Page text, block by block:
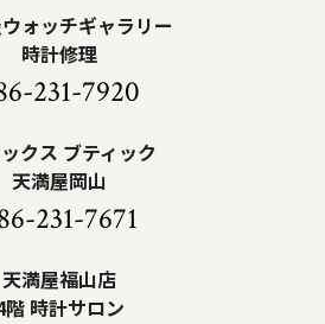
ォッチギャラリー
時計修理
231-7920
クス ブティック
天満屋岡山
231-7671
天満屋福山店
階 時計サロン